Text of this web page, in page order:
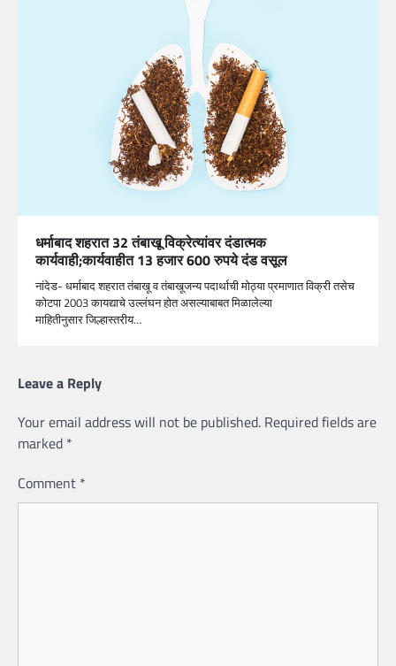
धर्माबाद शहरात 32 तंबाखू विक्रेत्यांवर दंडात्मक
कार्यवाही;कार्यवाहीत 13 हजार 600 रुपये दंड वसूल
नांदेड- धर्माबाद शहरात तंबाखू व तंबाखूजन्य पदार्थाची मोठ्या प्रमाणात विक्री तसेच
कोटपा 2003 कायद्याचे उल्लंघन होत असल्याबाबत मिळालेल्या
माहितीनुसार जिल्हास्तरीय…
Leave a Reply
Your email address will not be published. Required fields are
marked *
Comment *